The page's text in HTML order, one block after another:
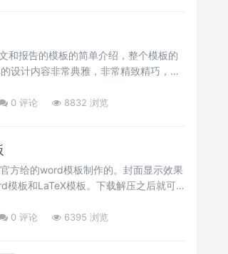
和报告的模板的简单介绍，整个模板的
设计内容非常典雅，非常精致精巧，有
0 评论 8832 浏览
方给的word模板制作的。封面显示效果
板和LaTeX模板。下载解压之后就可以
0 评论 6395 浏览